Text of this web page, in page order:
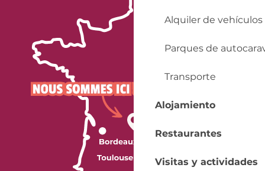
Alquiler de vehículos
Parques de
Transporte
Alojamiento
Restaurantes
Visitas y actividades